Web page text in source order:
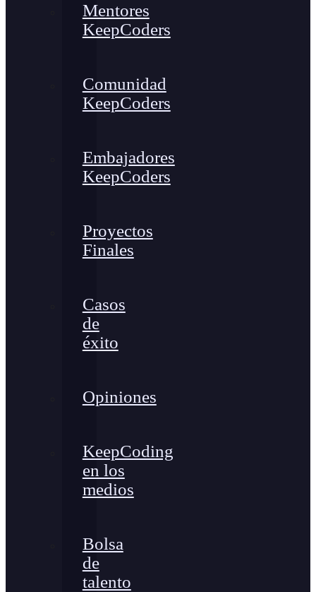
Mentores
KeepCoders
Comunidad
KeepCoders
Embajadores
KeepCoders
Proyectos
Finales
Casos
de
éxito
Opiniones
KeepCoding
en los
medios
Bolsa
de
talento